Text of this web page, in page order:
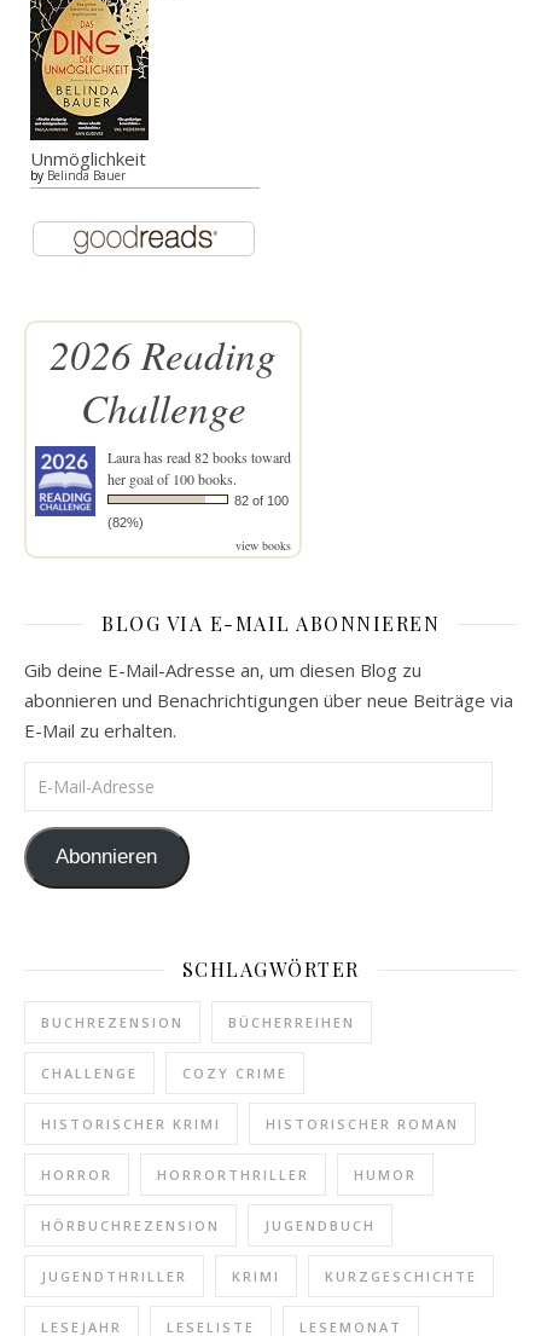
Unmöglichkeit
by Belinda Bauer
2026 Reading
Challenge
Laurahas read 82 books toward
her goal of 100 books.
82 of 100
(82%)
view books
BLOG VIA E-MAIL ABONNIEREN
Gib deine E-Mail-Adresse an, um diesen Blog zu
abonnieren und Benachrichtigungen über neue Beiträge via
E-Mail zu erhalten.
E-Mail-Adresse
Abonnieren
SCHLAGWÖRTER
BUCHREZENSION BÜCHERREIHEN
CHALLENGE COZY CRIME
HISTORISCHER KRIMI HISTORISCHER ROMAN
HORROR HORRORTHRILLER HUMOR
HÖRBUCHREZENSION JUGENDBUCH
JUGENDTHRILLER KRIMI KURZGESCHICHTE
LESEJAHR LESELISTE LESEMONAT